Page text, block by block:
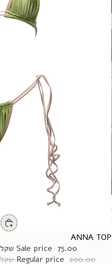
SALE
ANNA TOP
Sale price 75.00 שקל
Regular price 200.00 שקל